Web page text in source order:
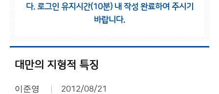
다. 로그인 유지시간(10분) 내 작성 완료하여 주시기
바랍니다.
대만의 지형적 특징
이준영 2012/08/21